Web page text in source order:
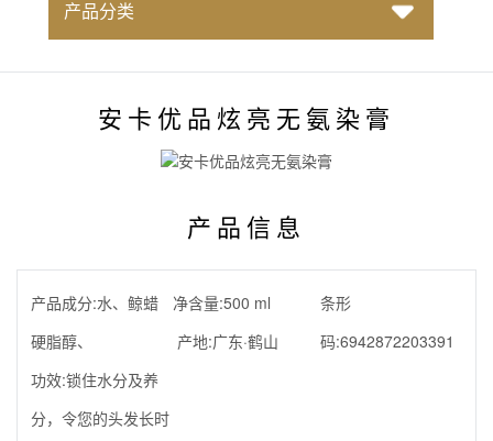
产品分类
安卡优品炫亮无氨染膏
产品信息
产品成分:水、鲸蜡
硬脂醇、
条形
码:6942872203391
净含量:500 ml
产地:广东·鹤山
功效:锁住水分及养
分，令您的头发长时